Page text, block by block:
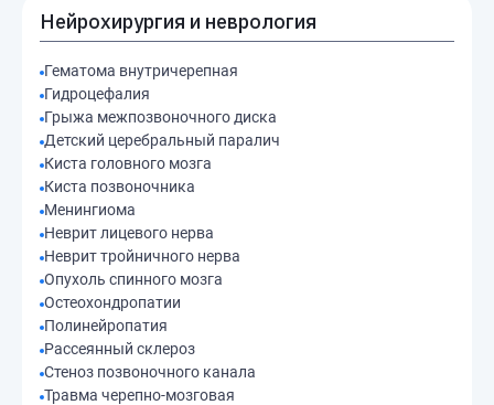
Нейрохирургия и неврология
Гематома внутричерепная
Гидроцефалия
Грыжа межпозвоночного диска
Детский церебральный паралич
Киста головного мозга
Киста позвоночника
Менингиома
Неврит лицевого нерва
Неврит тройничного нерва
Опухоль спинного мозга
Остеохондропатии
Полинейропатия
Рассеянный склероз
Стеноз позвоночного канала
Травма черепно-мозговая